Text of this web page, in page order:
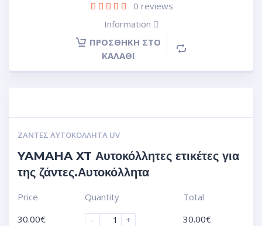
0 reviews
Information
ΠΡΟΣΘΉΚΗ ΣΤΟ
ΚΑΛΆΘΙ
ΖΆΝΤΕΣ ΑΥΤΟΚΌΛΛΗΤΑ UV
YAMAHA XT Αυτοκόλλητες ετικέτες για
της ζάντες.Αυτοκόλλητα
Price
30.00€
Quantity
-
+
Total
30.00€